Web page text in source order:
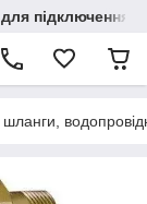
підключення,